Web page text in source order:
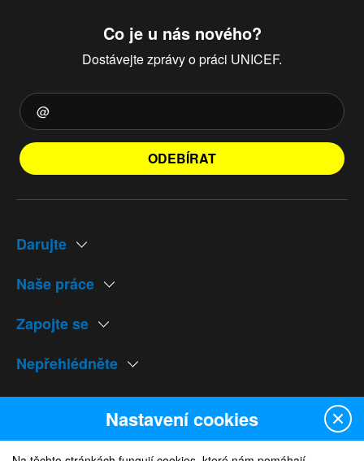
Co je u nás nového?
Dostávejte zprávy o práci UNICEF.
ODEBÍRAT
Darujte
Naše práce
Zapojte se
Nepřehlédněte
Naše weby
Nastavení cookies